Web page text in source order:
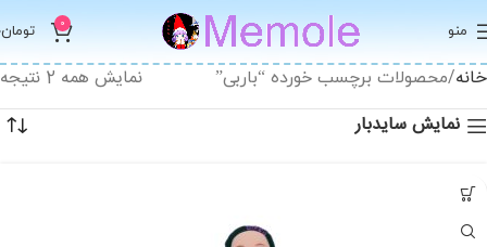
منو 0 تومان
خانه محصولات برچسب خورده “باربی” نمایش همه 2 نتیجه
نمایش سایدبار